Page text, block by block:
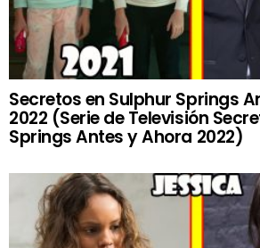
Secretos en Sulphur Springs
2022 (Serie de Televisión
Springs Antes y Ahora 2022)